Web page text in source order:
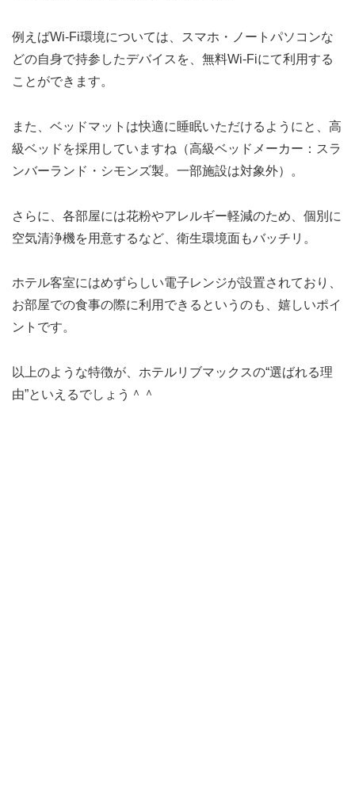
例えばWi-Fi環境については、スマホ・ノートパソコンな
どの自身で持参したデバイスを、無料Wi-Fiにて利用する
ことができます。
また、ベッドマットは快適に睡眠いただけるようにと、高
級ベッドを採用していますね（高級ベッドメーカー：スラ
ンバーランド・シモンズ製。一部施設は対象外）。
さらに、各部屋には花粉やアレルギー軽減のため、個別に
空気清浄機を用意するなど、衛生環境面もバッチリ。
ホテル客室にはめずらしい電子レンジが設置されており、
お部屋での食事の際に利用できるというのも、嬉しいポイ
ントです。
以上のような特徴が、ホテルリブマックスの“選ばれる理
由”といえるでしょう＾＾